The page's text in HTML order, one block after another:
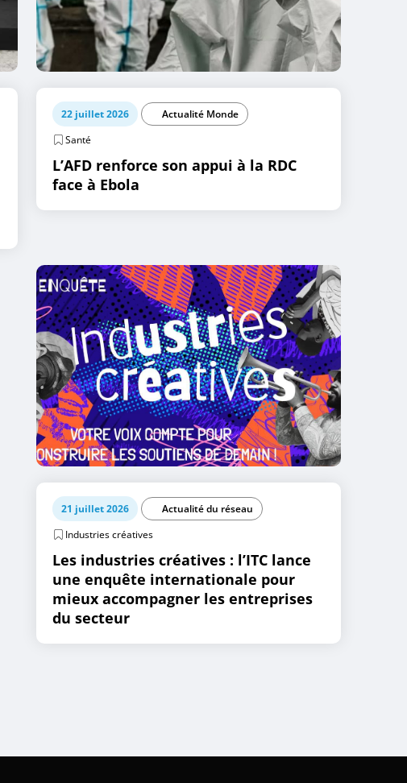
22 juillet 2026
Actualité Monde
Santé
L’AFD renforce son appui à la RDC
face à Ebola
21 juillet 2026
Actualité du réseau
Industries créatives
Les industries créatives : l’ITC lance
une enquête internationale pour
mieux accompagner les entreprises
du secteur